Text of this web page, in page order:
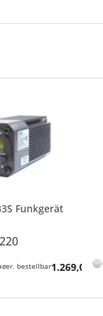
Funkgerät
bestellbar1.269,00 €